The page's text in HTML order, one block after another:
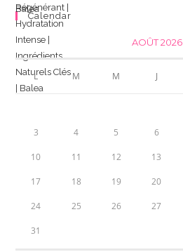
Calendar
AOÛT 2026
L M M J
3 4 5 6
10 11 12 13
17 18 19 20
24 25 26 27
31